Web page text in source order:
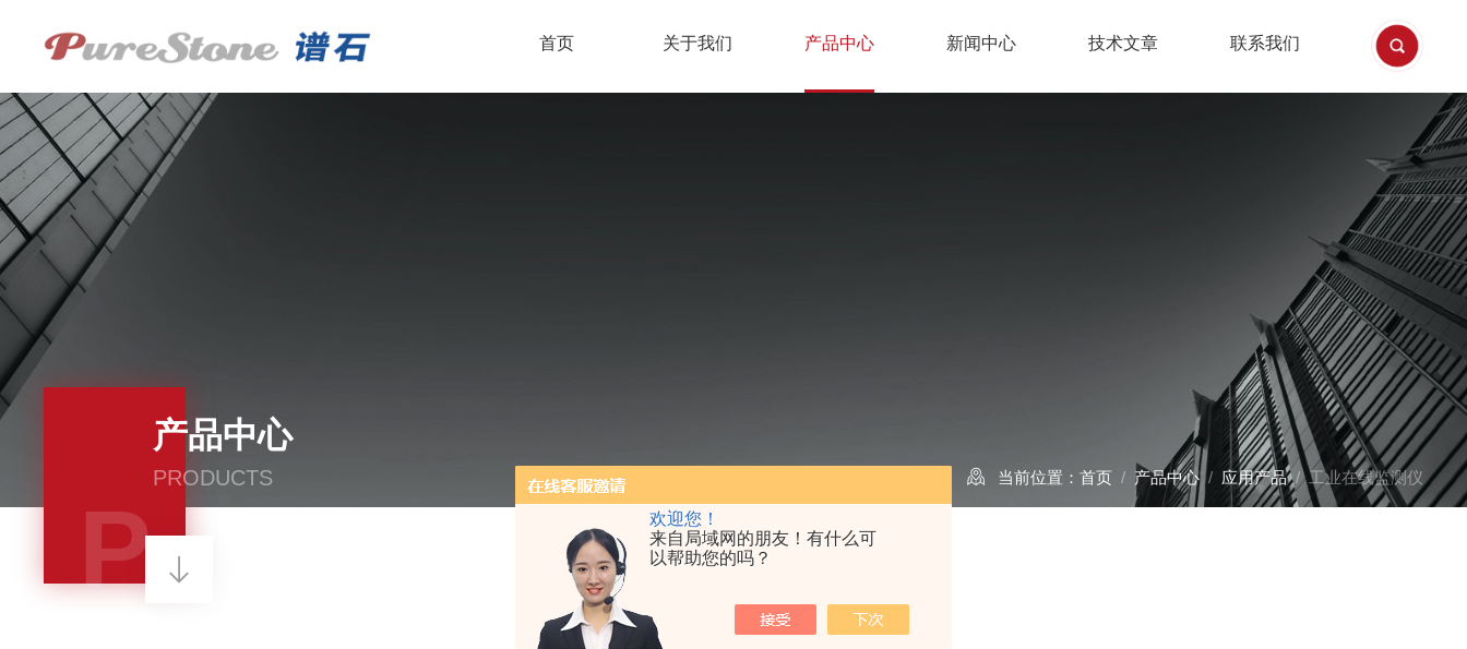
欢迎您！
来自局域网的朋友！有什么可
以帮助您的吗？
首页 关于我们 产品中心 新闻中心 技术文章 联系我们
产品中心
PRODUCTS
P
当前位置： 首页/ 产品中心/ 应用产品/ 工业在线监测仪